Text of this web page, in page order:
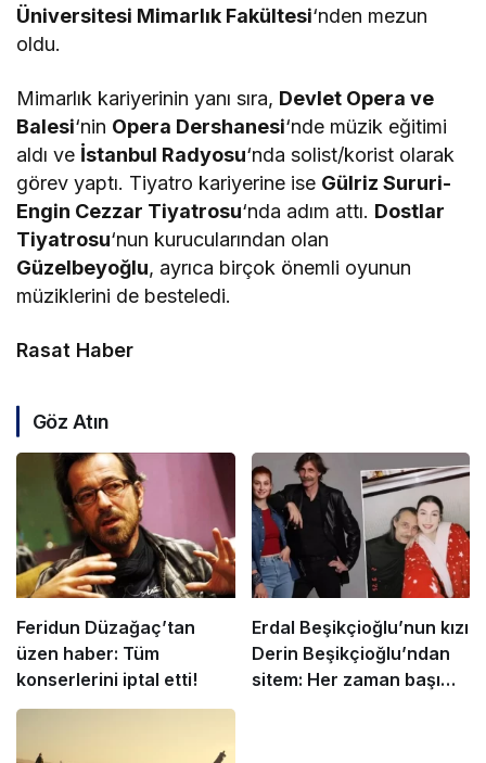
Üniversitesi Mimarlık Fakültesi‘nden mezun
oldu.
Mimarlık kariyerinin yanı sıra, Devlet Opera ve
Balesi‘nin Opera Dershanesi‘nde müzik eğitimi
aldı ve İstanbul Radyosu‘nda solist/korist olarak
görev yaptı. Tiyatro kariyerine ise Gülriz Sururi-
Engin Cezzar Tiyatrosu‘nda adım attı. Dostlar
Tiyatrosu‘nun kurucularından olan
Güzelbeyoğlu, ayrıca birçok önemli oyunun
müziklerini de besteledi.
Rasat Haber
Göz Atın
Feridun Düzağaç’tan
üzen haber: Tüm
konserlerini iptal etti!
Erdal Beşikçioğlu’nun kızı
Derin Beşikçioğlu’ndan
sitem: Her zaman başımız